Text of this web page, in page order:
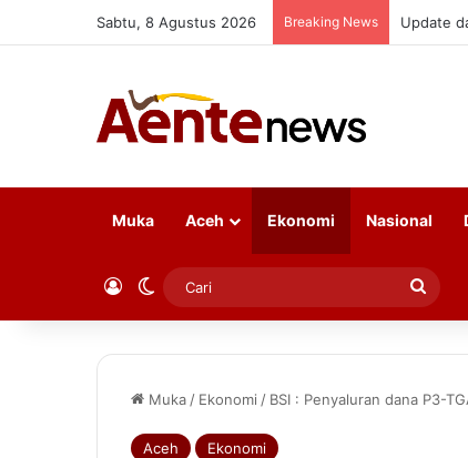
Sabtu, 8 Agustus 2026 Breaking News Update
Muka Aceh Ekonomi Nasional
Log InSwitch skin Cari
Muka / Ekonomi / BSI : Penyaluran dana P3-
Aceh Ekonomi